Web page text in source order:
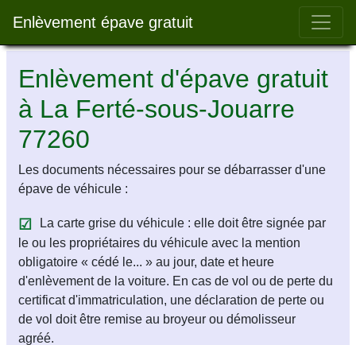
Enlèvement épave gratuit Bar
Enlèvement d'épave gratuit
à La Ferté-sous-Jouarre
77260
Les documents nécessaires pour se débarrasser d'une
épave de véhicule :
La carte grise du véhicule : elle doit être signée par
le ou les propriétaires du véhicule avec la mention
obligatoire « cédé le... » au jour, date et heure
d'enlèvement de la voiture. En cas de vol ou de perte du
certificat d'immatriculation, une déclaration de perte ou
de vol doit être remise au broyeur ou démolisseur
agréé.